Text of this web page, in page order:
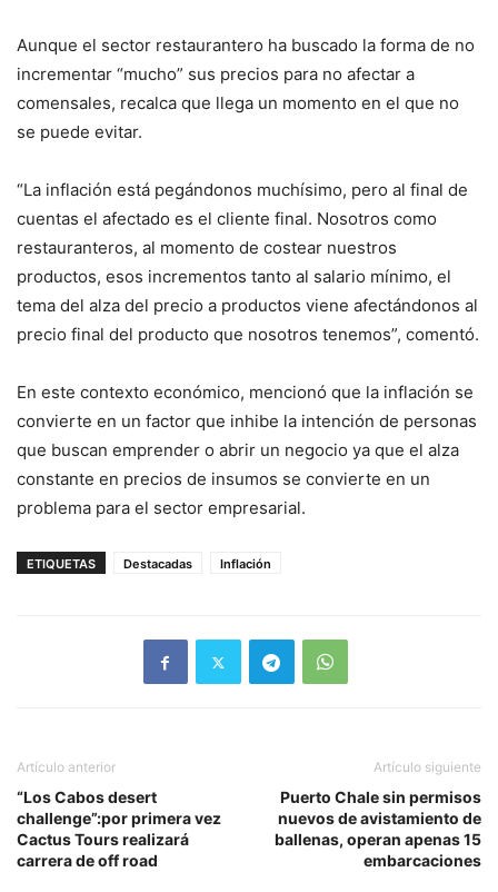
Aunque el sector restaurantero ha buscado la forma de no
incrementar “mucho” sus precios para no afectar a
comensales, recalca que llega un momento en el que no
se puede evitar.
“La inflación está pegándonos muchísimo, pero al final de
cuentas el afectado es el cliente final. Nosotros como
restauranteros, al momento de costear nuestros
productos, esos incrementos tanto al salario mínimo, el
tema del alza del precio a productos viene afectándonos al
precio final del producto que nosotros tenemos”, comentó.
En este contexto económico, mencionó que la inflación se
convierte en un factor que inhibe la intención de personas
que buscan emprender o abrir un negocio ya que el alza
constante en precios de insumos se convierte en un
problema para el sector empresarial.
ETIQUETAS Destacadas Inflación
Artículo anterior
“Los Cabos desert
challenge”:por primera vez
Cactus Tours realizará
carrera de off road
Artículo siguiente
Puerto Chale sin permisos
nuevos de avistamiento de
ballenas, operan apenas 15
embarcaciones